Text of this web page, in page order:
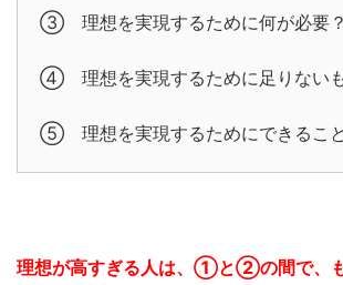
③ 理想を実現するために何が必要？
④ 理想を実現するために足りない
⑤ 理想を実現するためにできるこ
理想が高すぎる人は、①と②の間で、